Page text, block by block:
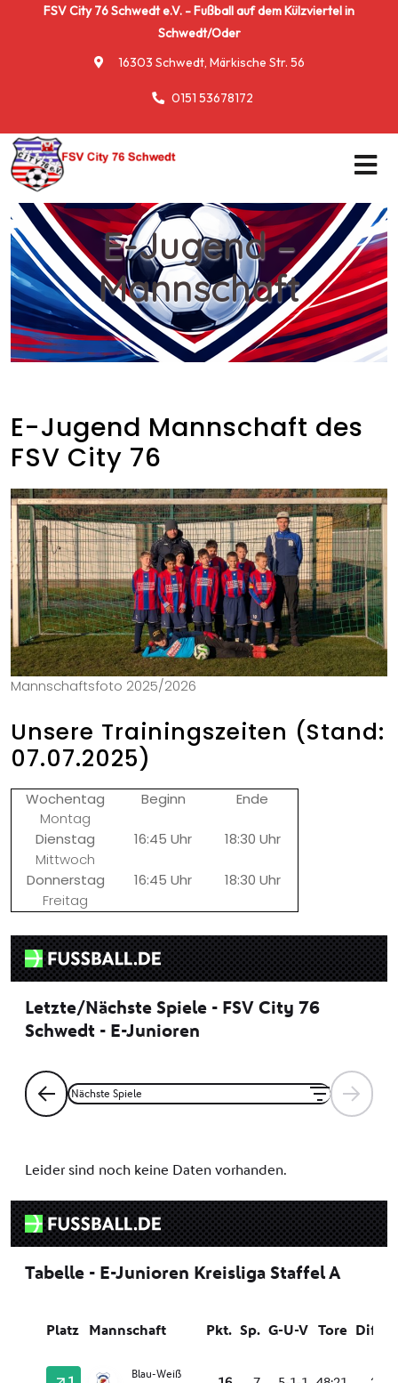
FSV City 76 Schwedt e.V. - Fußball auf dem Külzviertel in
Schwedt/Oder
16303 Schwedt, Märkische Str. 56
0151 53678172
E-Jugend –
Mannschaft
E-Jugend Mannschaft des
FSV City 76
Mannschaftsfoto 2025/2026
Unsere Trainingszeiten (Stand:
07.07.2025)
Wochentag Beginn
Ende
Montag
Dienstag
16:45 Uhr
18:30 Uhr
Mittwoch
Donnerstag
16:45 Uhr
18:30 Uhr
Freitag